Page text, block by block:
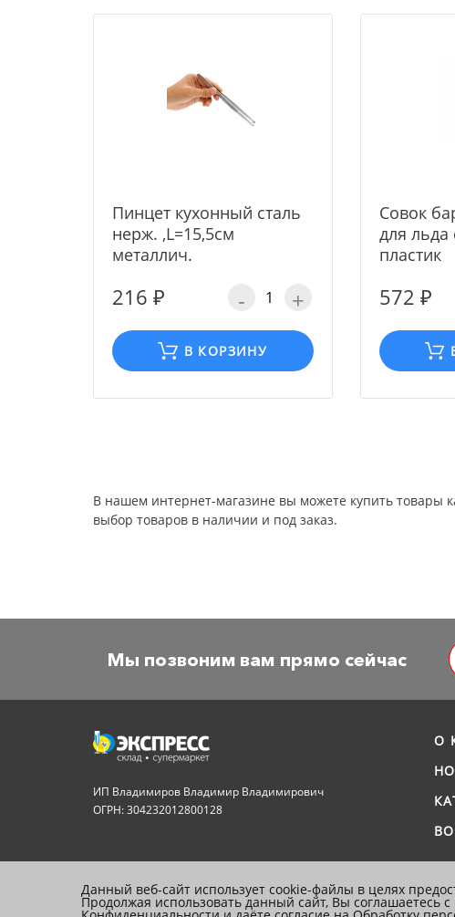
Пинцет кухонный сталь
нерж. ,L=15,5см
металлич.
216 ₽ - +
В КОРЗИНУ
Совок
для льда
пластик
572 ₽
В нашем интернет-магазине вы можете купить
выбор товаров в наличии и под заказ.
Мы позвоним вам прямо сейчас
ИП Владимиров Владимир Владимирович
ОГРН: 304232012800128
О
Данный веб-сайт использует cookie-файлы в целях
Продолжая использовать данный сайт, Вы соглашаетесь